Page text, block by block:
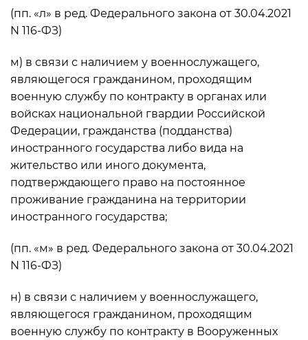
(пп. «л» в ред. Федерального закона от 30.04.2021
N 116-ФЗ)
м) в связи с наличием у военнослужащего,
являющегося гражданином, проходящим
военную службу по контракту в органах или
войсках национальной гвардии Российской
Федерации, гражданства (подданства)
иностранного государства либо вида на
жительство или иного документа,
подтверждающего право на постоянное
проживание гражданина на территории
иностранного государства;
(пп. «м» в ред. Федерального закона от 30.04.2021
N 116-ФЗ)
н) в связи с наличием у военнослужащего,
являющегося гражданином, проходящим
военную службу по контракту в Вооруженных